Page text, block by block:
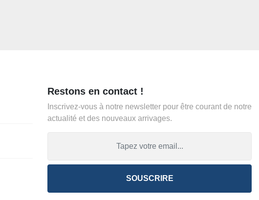
Restons en contact !
Inscrivez-vous à notre newsletter pour être courant de notre
actualité et des nouveaux arrivages.
SOUSCRIRE